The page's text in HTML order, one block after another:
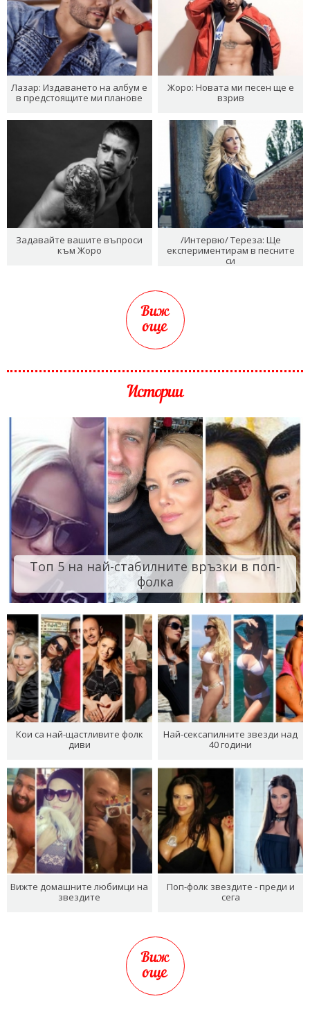
Лазар: Издаването на албум е
в предстоящите ми планове
Жоро: Новата ми песен ще е
взрив
Задавайте вашите въпроси
към Жоро
/Интервю/ Тереза: Ще
експериментирам в песните
си
Виж
още
Истории
Топ 5 на най-стабилните връзки в поп-
фолка
Кои са най-щастливите фолк
диви
Най-сексапилните звезди над
40 години
Вижте домашните любимци на
звездите
Поп-фолк звездите - преди и
сега
Виж
още